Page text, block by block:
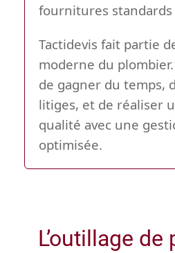
fournitures standards
Tactidevis fait partie
moderne du
de gagner du temps,
litiges, et de réaliser
qualité avec une
optimisée.
L’outillage